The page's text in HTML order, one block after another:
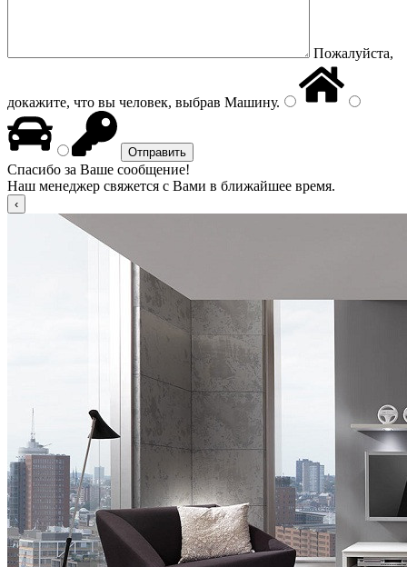
Пожалуйста,
докажите, что вы человек, выбрав Машину.
Спасибо за Ваше сообщение!
Наш менеджер свяжется с Вами в ближайшее время.